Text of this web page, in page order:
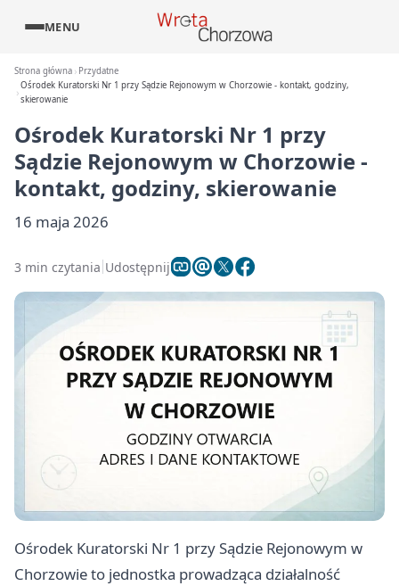
MENU
Strona główna
Przydatne
Ośrodek Kuratorski Nr 1 przy Sądzie Rejonowym w Chorzowie - kontakt, godziny,
skierowanie
Ośrodek Kuratorski Nr 1 przy
Sądzie Rejonowym w Chorzowie -
kontakt, godziny, skierowanie
16 maja 2026
3 min czytania Udostępnij
Ośrodek Kuratorski Nr 1 przy Sądzie Rejonowym w
Chorzowie to jednostka prowadząca działalność